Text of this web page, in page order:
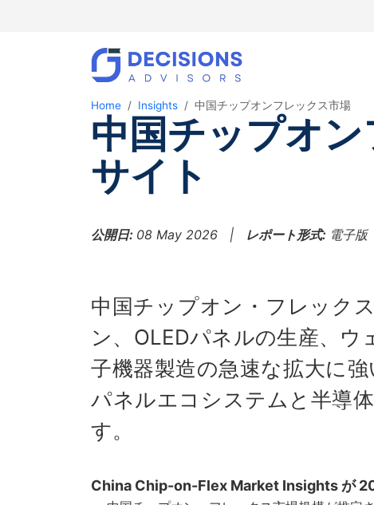
Home Insights 中国チップオンフレックス市場
中国チップオ
サイト
公開日: 08 May 2026 | レポート形式: 電子版
中国チップオン・フレック
ン、OLEDパネルの生産、
子機器製造の急速な拡大に
パネルエコシステムと半導
す。
China Chip-on-Flex Market Insights が